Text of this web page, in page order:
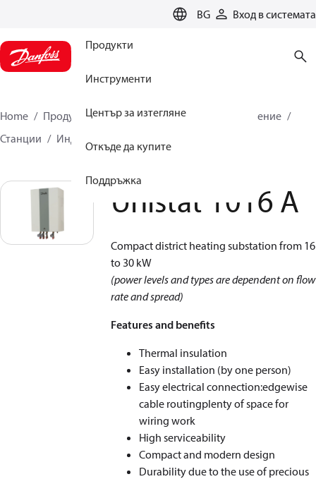
BG Вход в системата
Продукти
Инструменти
Център за изтегляне
Откъде да купите
Поддръжка
Home Продукти
Климатични решения за отопление
Станции
Индиректно отопление
Unistat 1016 A
Compact district heating substation from 16
to 30 kW
(power levels and types are dependent on flow
rate and spread)
Features and benefits
Thermal insulation
Easy installation (by one person)
Easy electrical connection:edgewise
cable routingplenty of space for
wiring work
High serviceability
Compact and modern design
Durability due to the use of precious